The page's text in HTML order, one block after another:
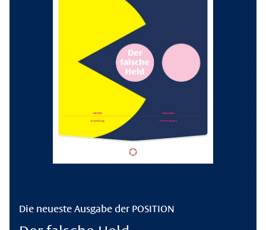
Die neueste Ausgabe der POSITION